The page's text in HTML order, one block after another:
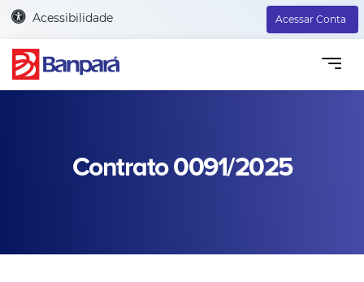
Acessibilidade Acessar Conta
Contrato 0091/2025